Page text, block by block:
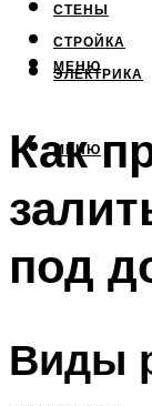
СТЕНЫ
СТРОЙКА
ЭЛЕКТРИКА
МЕНЮ
МЕНЮ
Как
под
Виды